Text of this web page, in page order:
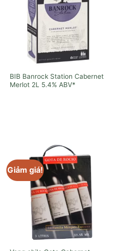
BIB Banrock Station Cabernet
Merlot 2L
Giảm giá!